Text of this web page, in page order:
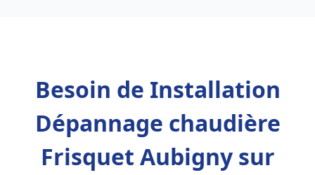
Besoin de Installation
Dépannage chaudière
Frisquet Aubigny sur